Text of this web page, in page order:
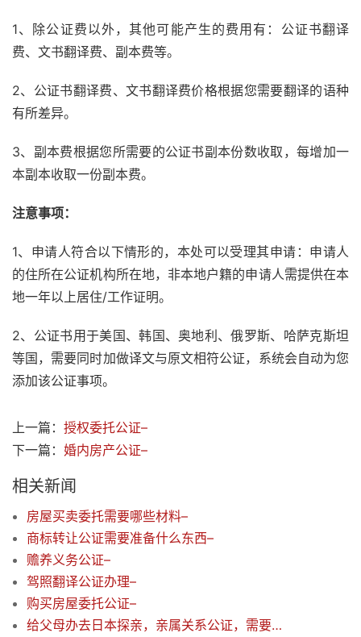
1、除公证费以外，其他可能产生的费用有：公证书翻译
费、文书翻译费、副本费等。
2、公证书翻译费、文书翻译费价格根据您需要翻译的语种
有所差异。
3、副本费根据您所需要的公证书副本份数收取，每增加一
本副本收取一份副本费。
注意事项：
1、申请人符合以下情形的，本处可以受理其申请：申请人
的住所在公证机构所在地，非本地户籍的申请人需提供在本
地一年以上居住/工作证明。
2、公证书用于美国、韩国、奥地利、俄罗斯、哈萨克斯坦
等国，需要同时加做译文与原文相符公证，系统会自动为您
添加该公证事项。
上一篇： 授权委托公证–
下一篇： 婚内房产公证–
相关新闻
房屋买卖委托需要哪些材料–
商标转让公证需要准备什么东西–
赡养义务公证–
驾照翻译公证办理–
购买房屋委托公证–
给父母办去日本探亲，亲属关系公证，需要哪些资料